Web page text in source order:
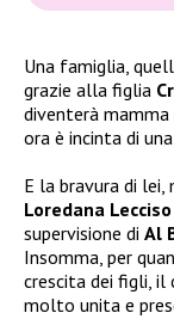
Una famiglia,
grazie alla figlia
diventerà
ora è incinta di
E la bravura di lei,
Loredana Lecciso
supervisione di Al
Insomma, per
crescita dei figli, il
molto unita e